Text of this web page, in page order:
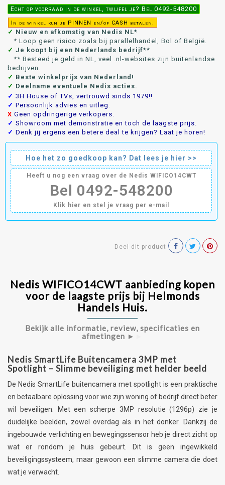
Echt op voorraad in de winkel, twijfel je? Bel 0492-548200
In de winkel kun je PINNEN en/of CASH betalen.
✓ Nieuw en afkomstig van Nedis NL*
* Loop geen risico zoals bij parallelhandel, Bol of België.
✓ Je koopt bij een Nederlands bedrijf**
** Besteed je geld in NL, veel .nl-websites zijn buitenlandse
bedrijven.
✓ Beste winkelprijs van Nederland!
✓ Deelname eventuele Nedis acties.
✓ 3H House of TVs, vertrouwd sinds 1979!!
✓ Persoonlijk advies en uitleg.
X Geen opdringerige verkopers.
✓ Showroom met demonstratie en toch de laagste prijs.
✓ Denk jij ergens een betere deal te krijgen? Laat je horen!
Hoe het zo goedkoop kan? Dat lees je hier >>
Heeft u nog een vraag over de Nedis WIFICO14CWT
Bel 0492-548200
Klik hier en stel je vraag per e-mail
Deel dit product
Nedis WIFICO14CWT aanbieding kopen
voor de laagste prijs bij Helmonds
Handels Huis.
Bekijk alle informatie, review, specificaties en
afmetingen ►
Nedis SmartLife Buitencamera 3MP met
Spotlight – Slimme beveiliging met helder beeld
De Nedis SmartLife buitencamera met spotlight is een praktische
en betaalbare oplossing voor wie zijn woning of bedrijf direct beter
wil beveiligen. Met een scherpe 3MP resolutie (1296p) zie je
duidelijke beelden, zowel overdag als in het donker. Dankzij de
ingebouwde verlichting en bewegingssensor heb je direct zicht op
wat er rondom je huis gebeurt. Dit is geen ingewikkeld
beveiligingssysteem, maar gewoon een slimme camera die doet
wat je verwacht.